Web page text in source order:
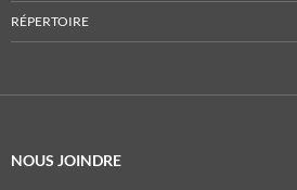
RÉPERTOIRE
NOUS JOINDRE